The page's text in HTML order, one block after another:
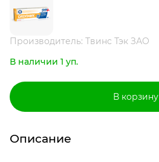
Производитель: Твинс Тэк ЗАО
В наличии 1 уп.
В корзину
Описание